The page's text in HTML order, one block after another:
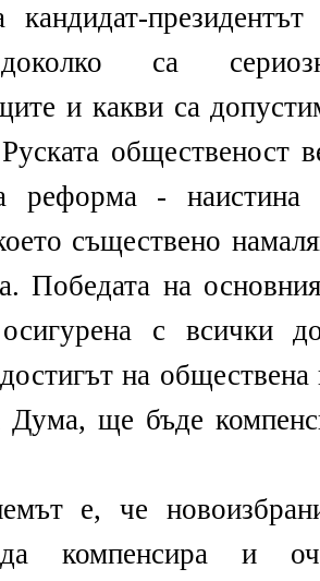
са
и какви са
общественост
реформа -
съществено
Победата на
с всички
на
Дума, ще бъде
е, че
компенсира и